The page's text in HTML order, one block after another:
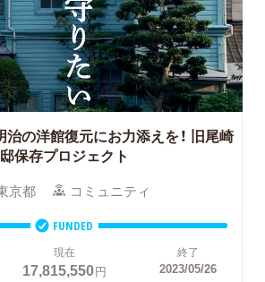
治の洋館復元にお力添えを！ 旧尾崎
邸保存プロジェクト
京都 コミュニティ
FUNDED
現在
17,815,550円
終了
2023/05/26